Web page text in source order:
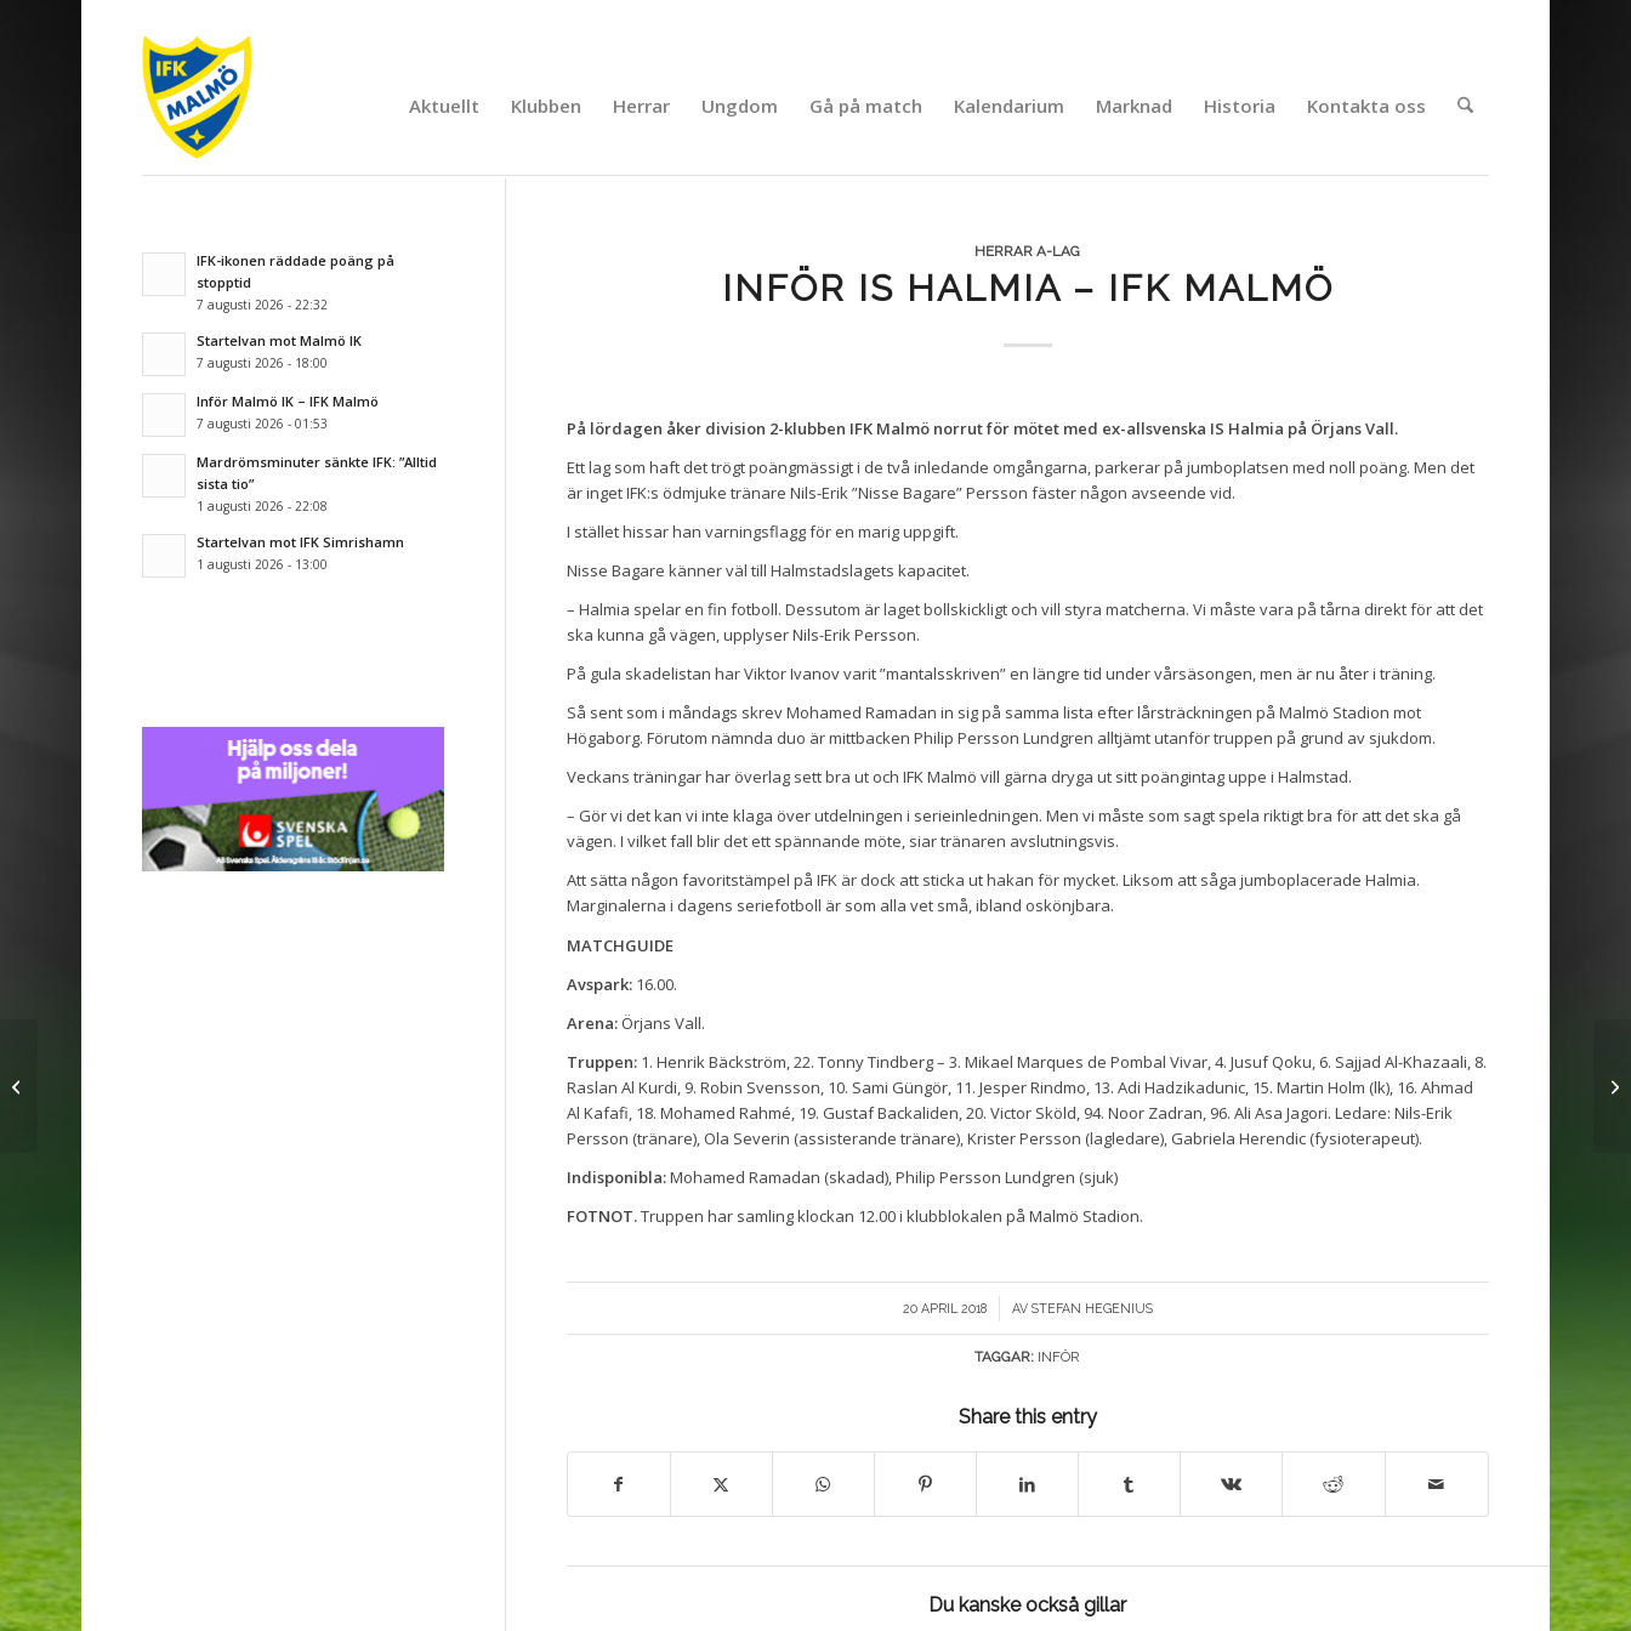
Aktuellt Klubben Herrar Ungdom Gå på match Kalendarium Marknad Historia Kontakta oss
HERRAR A-LAG
INFÖR IS HALMIA – IFK MALMÖ
På lördagen åker division 2-klubben IFK Malmö norrut för mötet med ex-allsvenska IS Halmia på Örjans Vall.
Ett lag som haft det trögt poängmässigt i de två inledande omgångarna, parkerar på jumboplatsen med noll poäng. Men det
är inget IFK:s ödmjuke tränare Nils-Erik ”Nisse Bagare” Persson fäster någon avseende vid.
I stället hissar han varningsflagg för en marig uppgift.
Nisse Bagare känner väl till Halmstadslagets kapacitet.
– Halmia spelar en fin fotboll. Dessutom är laget bollskickligt och vill styra matcherna. Vi måste vara på tårna direkt för att det
ska kunna gå vägen, upplyser Nils-Erik Persson.
På gula skadelistan har Viktor Ivanov varit ”mantalsskriven” en längre tid under vårsäsongen, men är nu åter i träning.
Så sent som i måndags skrev Mohamed Ramadan in sig på samma lista efter lårsträckningen på Malmö Stadion mot
Högaborg. Förutom nämnda duo är mittbacken Philip Persson Lundgren alltjämt utanför truppen på grund av sjukdom.
Veckans träningar har överlag sett bra ut och IFK Malmö vill gärna dryga ut sitt poängintag uppe i Halmstad.
– Gör vi det kan vi inte klaga över utdelningen i serieinledningen. Men vi måste som sagt spela riktigt bra för att det ska gå
vägen. I vilket fall blir det ett spännande möte, siar tränaren avslutningsvis.
Att sätta någon favoritstämpel på IFK är dock att sticka ut hakan för mycket. Liksom att såga jumboplacerade Halmia.
Marginalerna i dagens seriefotboll är som alla vet små, ibland oskönjbara.
MATCHGUIDE
Avspark:16.00.
Arena:Örjans Vall.
Truppen:1. Henrik Bäckström, 22. Tonny Tindberg – 3. Mikael Marques de Pombal Vivar, 4. Jusuf Qoku, 6. Sajjad Al-Khazaali, 8.
Raslan Al Kurdi, 9. Robin Svensson, 10. Sami Güngör, 11. Jesper Rindmo, 13. Adi Hadzikadunic, 15. Martin Holm (lk), 16. Ahmad
Al Kafafi, 18. Mohamed Rahmé, 19. Gustaf Backaliden, 20. Victor Sköld, 94. Noor Zadran, 96. Ali Asa Jagori. Ledare: Nils-Erik
Persson (tränare), Ola Severin (assisterande tränare), Krister Persson (lagledare), Gabriela Herendic (fysioterapeut).
Indisponibla:Mohamed Ramadan (skadad), Philip Persson Lundgren (sjuk)
FOTNOT.Truppen har samling klockan 12.00 i klubblokalen på Malmö Stadion.
20 APRIL 2018
/ AV STEFAN HEGENIUS
TAGGAR: INFÖR
Share this entry
Du kanske också gillar
IFK-ikonen räddade poäng på
stopptid
7 augusti 2026 - 22:32
Startelvan mot Malmö IK
7 augusti 2026 - 18:00
Inför Malmö IK – IFK Malmö
7 augusti 2026 - 01:53
Mardrömsminuter sänkte IFK: ”Alltid
sista tio”
1 augusti 2026 - 22:08
Startelvan mot IFK Simrishamn
1 augusti 2026 - 13:00